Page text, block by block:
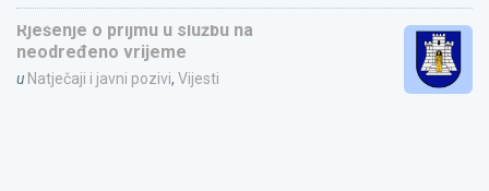
Rješenje o prijmu u službu na
neodređeno vrijeme
u Natječaji i javni pozivi, Vijesti